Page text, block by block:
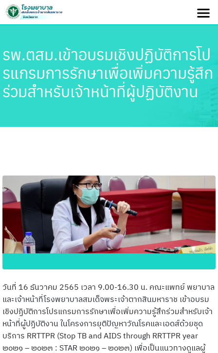
รพ.ตสม.เข้าอบรมเชิงปฏิบัติการโป
รแกรมการรักษาเพื่อเพิ่มความรู้สึก
ร่วมสำหรับเจ้าหน้าที่ผู้ปฏิบัติงาน
วันที่ 16 ธันวาคม 2565 เวลา 9.00-16.30 น. คณะแพทย์ พยาบาล
และเจ้าหน้าที่โรงพยาบาลสมเด็จพระเจ้าตากสินมหาราช เข้าอบรม
เชิงปฏิบัติการโปรแกรมการรักษาเพื่อเพิ่มความรู้สึกร่วมสำหรับเจ้า
หน้าที่ผู้ปฏิบัติงาน ในโครงการยุติปัญหาวัณโรคและเอดส์ด้วยชุด
บริการ RRTTPR (Stop TB and AIDS through RRTTPR year
๒๐๒๑ – ๒๐๒๓ : STAR ๒๐๒๑ – ๒๐๒๓) เพื่อเป็นแนวทางดูแลผู้